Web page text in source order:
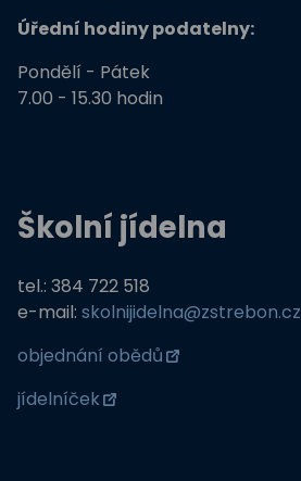
Úřední hodiny podatelny:
Pondělí - Pátek
7.00 - 15.30 hodin
Školní jídelna
tel.: 384 722 518
e-mail: skolnijidelna@zstrebon.cz
objednání obědů
jídelníček